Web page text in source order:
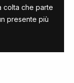
colta che parte
presente più